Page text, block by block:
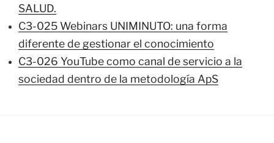
SALUD.
C3-025 Webinars UNIMINUTO: una forma
diferente de gestionar el conocimiento
C3-026 YouTube como canal de servicio a la
sociedad dentro de la metodología ApS